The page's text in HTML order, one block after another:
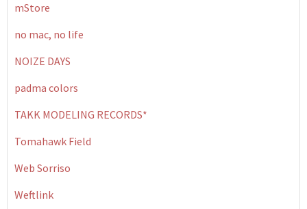
mStore
no mac, no life
NOIZE DAYS
padma colors
TAKK MODELING RECORDS*
Tomahawk Field
Web Sorriso
Weftlink